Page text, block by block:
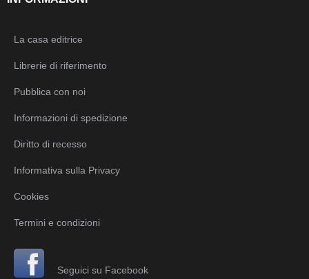
La casa editrice
Librerie di riferimento
Pubblica con noi
Informazioni di spedizione
Diritto di recesso
Informativa sulla Privacy
Cookies
Termini e condizioni
Seguici su Facebook